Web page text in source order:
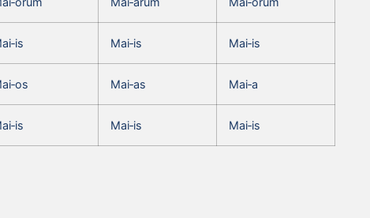
Mai‑is Mai‑is
Mai‑as Mai‑a
Mai‑is Mai‑is